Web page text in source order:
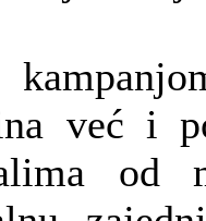
već i